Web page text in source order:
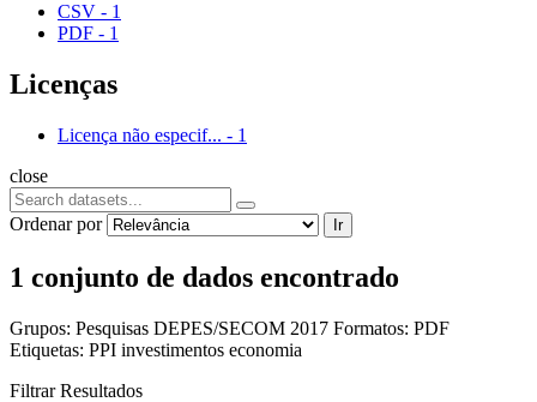
CSV - 1
PDF - 1
Licenças
Licença não especif... - 1
close
Ordenar por Ir
1 conjunto de dados encontrado
Grupos: Pesquisas DEPES/SECOM 2017 Formatos: PDF
Etiquetas: PPI investimentos economia
Filtrar Resultados